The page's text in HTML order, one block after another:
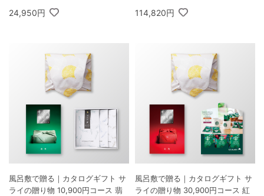
紀州南高梅 6粒 木箱入り
24,950円 114,820円
風呂敷で贈る｜カタログギフト サ
ライの贈り物 10,900円コース 翡
風呂敷で贈る｜カタログギフト サ
ライの贈り物 30,900円コース 紅